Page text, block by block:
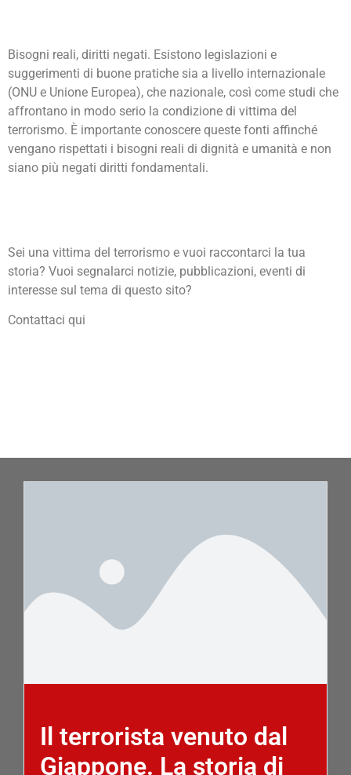
Bisogni reali, diritti negati. Esistono legislazioni e
suggerimenti di buone pratiche sia a livello internazionale
(ONU e Unione Europea), che nazionale, così come studi che
affrontano in modo serio la condizione di vittima del
terrorismo. È importante conoscere queste fonti affinché
vengano rispettati i bisogni reali di dignità e umanità e non
siano più negati diritti fondamentali.
Sei una vittima del terrorismo e vuoi raccontarci la tua
storia? Vuoi segnalarci notizie, pubblicazioni, eventi di
interesse sul tema di questo sito?
Contattaci qui
Il terrorista venuto dal
Giappone. La storia di